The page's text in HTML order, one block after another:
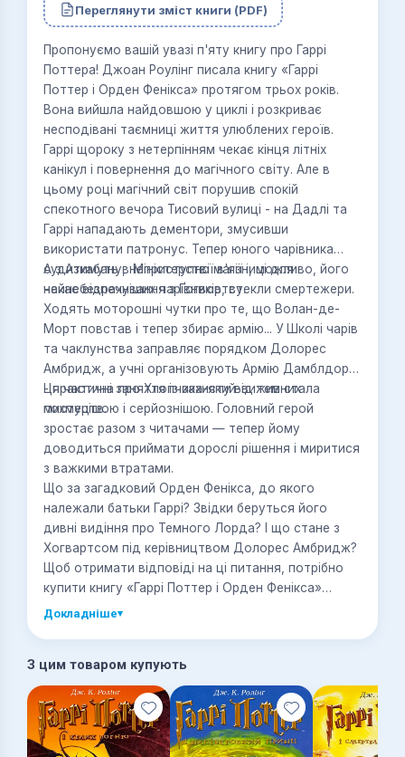
Переглянути зміст книги (PDF)
Пропонуємо вашій увазі п'яту книгу про Гаррі
Поттера! Джоан Роулінг писала книгу «Гаррі
Поттер і Орден Фенікса» протягом трьох років.
Вона вийшла найдовшою у циклі і розкриває
несподівані таємниці життя улюблених героїв.
Гаррі щороку з нетерпінням чекає кінця літніх
канікул і повернення до магічного світу. Але в
цьому році магічний світ порушив спокій
спекотного вечора Тисовий вулиці - на Дадлі та
Гаррі нападають дементори, змусивши
використати патронус. Тепер юного чарівника
судитимуть в Міністерстві магії і, можливо, його
чекає відрахування з Ґогвортсу.
А з Азкабану, неприступної в'язниці для
найнебезпечніших чарівників, втекли смертежери.
Ходять моторошні чутки про те, що Волан-де-
Морт повстав і тепер збирає армію... У Школі чарів
та чаклунства заправляє порядком Долорес
Амбридж, а учні організовують Армію Дамблдора
- практичні заняття із захисту від темних
мистецтв.
Ця частина про Хлопчика-який-вижив стала
похмурішою і серйознішою. Головний герой
зростає разом з читачами — тепер йому
доводиться приймати дорослі рішення і миритися
з важкими втратами.
Що за загадковий Орден Фенікса, до якого
належали батьки Гаррі? Звідки беруться його
дивні видіння про Темного Лорда? І що стане з
Хогвартсом під керівництвом Долорес Амбридж?
Щоб отримати відповіді на ці питання, потрібно
купити книгу «Гаррі Поттер і Орден Фенікса»
українською мовою — 5-ю книгу про пригоди Гаррі
Докладніше▾
З цим товаром купують